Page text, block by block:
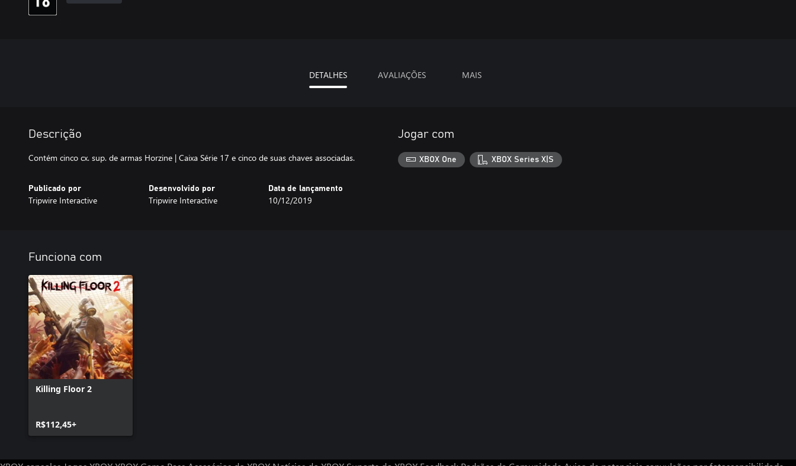
DETALHES AVALIAÇÕES MAIS
Descrição
Contém cinco cx. sup. de armas Horzine | Caixa Série 17 e cinco de suas chaves associadas.
Publicado por
Tripwire Interactive
Desenvolvido por
Tripwire Interactive
Data de lançamento
10/12/2019
Jogar com
XBOX One XBOX Series X|S
Funciona com
Killing Floor 2
R$112,45+